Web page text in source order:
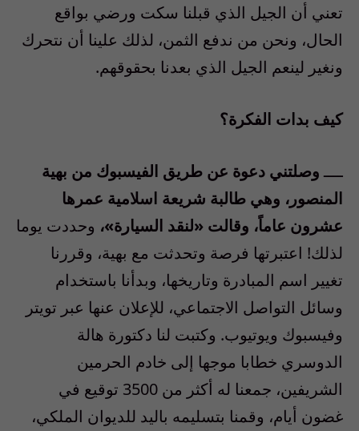
تعني أن الجيل الذي قبلنا سكت ورضي بواقع
الحال، ونحن من ندفع الثمن، لذلك علينا أن نتحرك
ونغير لينعم الجيل الذي بعدنا بحقوقهم.
كيف بدات الفكرة؟
ــــ وصلتني دعوة عن طريق الفيسبوك من بهية
المنصور، وهي طالبة شريعة اسلامية عمرها
عشرون عاماً، وقالت «لنقد السيارة»، وحددت يوما
لذلك! اعتبرتها فرصة وتحدثت مع بهية، وقررنا
تغيير اسم المبادرة وتاريخها، وبدأنا باستخدام
وسائل التواصل الاجتماعي، للإعلان عنها عبر تويتر
وفيسبوك ويوتيوب. وكتبت لنا دكتورة هالة
الدوسري خطابا موجها إلى خادم الحرمين
الشريفين، جمعنا له أكثر من 3500 توقيع في
غضون أيام، وقمنا بتسليمه باليد للديوان الملكي،